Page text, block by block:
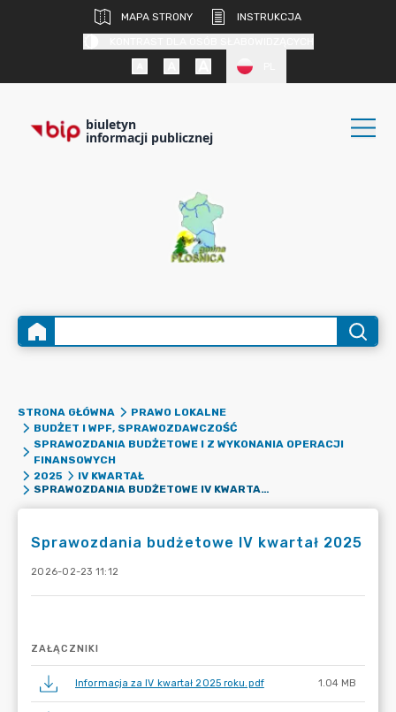
MAPA STRONY
INSTRUKCJA
biuletyn
informacji publicznej
STRONA GŁÓWNA
PRAWO LOKALNE
BUDŻET I WPF, SPRAWOZDAWCZOŚĆ
SPRAWOZDANIA BUDŻETOWE I Z WYKONANIA OPERACJI
FINANSOWYCH
2025
IV KWARTAŁ
SPRAWOZDANIA BUDŻETOWE IV KWARTAŁ 2025
Sprawozdania budżetowe IV kwartał 2025
2026-02-23 11:12
ZAŁĄCZNIKI
Informacja za IV kwartał 2025 roku.pdf 1.04 MB